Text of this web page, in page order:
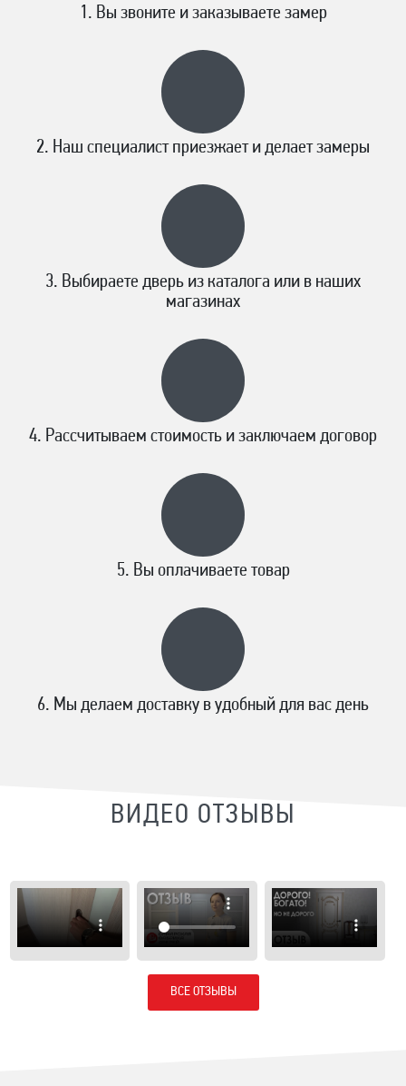
Вы звоните и заказываете замер
Наш специалист приезжает и делает замеры
Выбираете дверь из каталога или в наших
магазинах
Рассчитываем стоимость и заключаем договор
Вы оплачиваете товар
Мы делаем доставку в удобный для вас день
ВИДЕО ОТЗЫВЫ
ВСЕ ОТЗЫВЫ